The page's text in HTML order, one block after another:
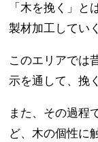
「木を挽く」
製材加工してい
このエリアでは
示を通して、挽
また、その過程
ど、木の個性に